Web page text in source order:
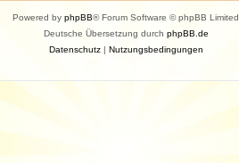
Powered by phpBB® Forum Software © phpBB Limited
Deutsche Übersetzung durch phpBB.de
Datenschutz| Nutzungsbedingungen